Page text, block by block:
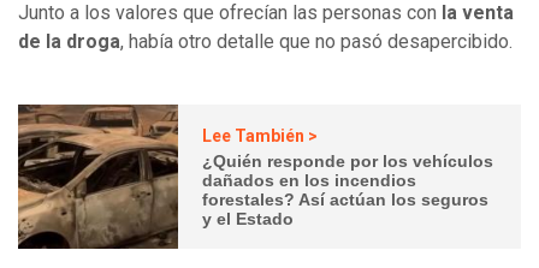
Junto a los valores que ofrecían las personas con la venta
de la droga, había otro detalle que no pasó desapercibido.
Lee También >
¿Quién responde por los vehículos
dañados en los incendios
forestales? Así actúan los seguros
y el Estado